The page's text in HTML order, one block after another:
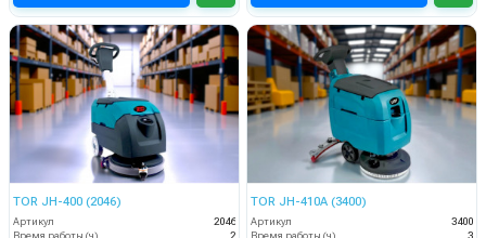
TOR JH-400 (2046)
Артикул
2046
TOR JH-410A (3400)
Артикул
3400